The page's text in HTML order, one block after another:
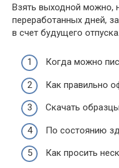
Взять выходной можно,
переработанных дней,
в счет будущего отпуска.
Когда можно
Как правильно
Скачать образцы
По состоянию
Как просить